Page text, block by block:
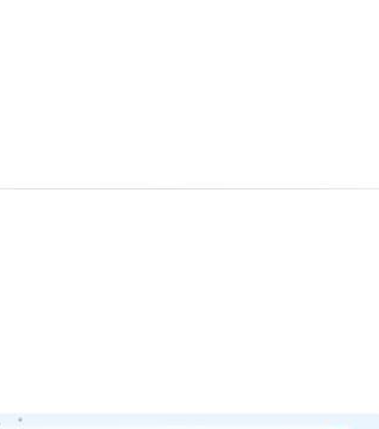
소스sub-navigation for 계획 및 가격